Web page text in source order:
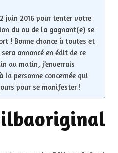
juin 2016 pour tenter votre
du ou de la gagnant(e) se
! Bonne chance à toutes et
annoncé en édit de ce
au matin, j’enverrais
la personne concernée qui
pour se manifester !